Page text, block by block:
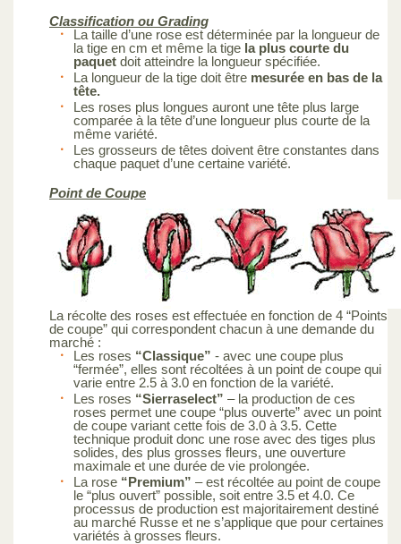
Classification ou Grading
La taille d’une rose est déterminée par la longueur de
la tige en cm et même la tige la plus courte du
paquet doit atteindre la longueur spécifiée.
La longueur de la tige doit être mesurée en bas de la
tête.
Les roses plus longues auront une tête plus large
comparée à la tête d’une longueur plus courte de la
même variété.
Les grosseurs de têtes doivent être constantes dans
chaque paquet d’une certaine variété.
Point de Coupe
La récolte des roses est effectuée en fonction de 4 “Points
de coupe” qui correspondent chacun à une demande du
marché :
Les roses “Classique” - avec une coupe plus
“fermée”, elles sont récoltées à un point de coupe qui
varie entre 2.5 à 3.0 en fonction de la variété.
Les roses “Sierraselect” – la production de ces
roses permet une coupe “plus ouverte” avec un point
de coupe variant cette fois de 3.0 à 3.5. Cette
technique produit donc une rose avec des tiges plus
solides, des plus grosses fleurs, une ouverture
maximale et une durée de vie prolongée.
La rose “Premium” – est récoltée au point de coupe
le “plus ouvert” possible, soit entre 3.5 et 4.0. Ce
processus de production est majoritairement destiné
au marché Russe et ne s’applique que pour certaines
variétés à grosses fleurs.